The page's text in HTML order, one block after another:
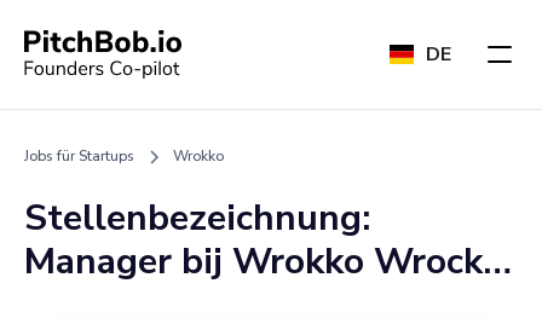
DE
Jobs für Startups Wrokko
Stellenbezeichnung:
Manager bij Wrokko Wrocko